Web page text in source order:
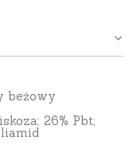
beżowy
26% Pbt;